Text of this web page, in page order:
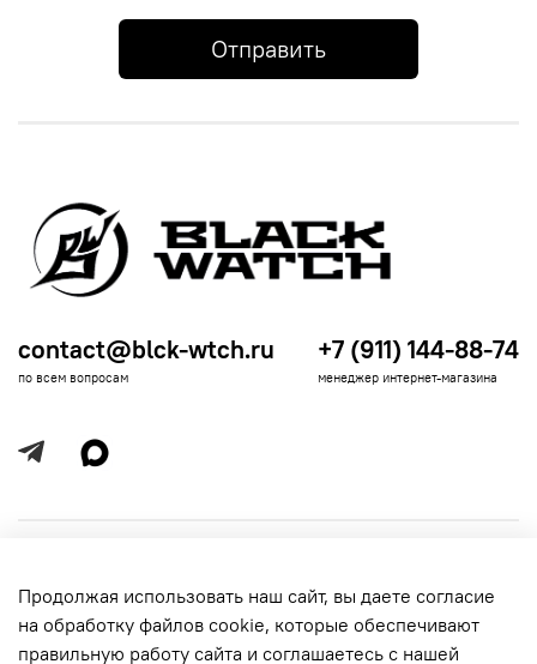
Отправить
Информация для покупателей
contact@blck-wtch.ru
по всем вопросам
+7 (911) 144-88-74
менеджер интернет-магазина
Продолжая использовать наш сайт, вы даете согласие
на обработку файлов cookie, которые обеспечивают
правильную работу сайта и соглашаетесь с нашей
обработки